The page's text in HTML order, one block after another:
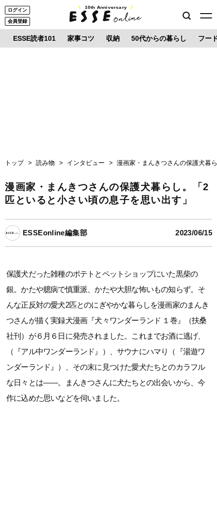
ログイン
会員登録
10th Anniversary
ESSE読者101 家事コツ 収納 50代からの暮らし フー
トップ 読み物 インタビュー 漫画家・まんきつさんの保護犬暮
漫画家・まんきつさんの保護犬暮らし。「2
匹といると小さい頃の息子を思い出す」
ESSEonline編集部 2023/06/15
保護犬だった雑種のポテトとペットショップにいた黒柴の
銀。かたや臆病で慎重派、かたや大胆な怖いもの知らず。そ
んな正反対の愛犬2匹とのにぎやかな暮らしを漫画家のまんき
つさんが描く実録犬漫画『犬々ワンダーランド １巻』（扶桑
社刊）が６月６日に発売されました。これまでお酒に逃げ、
（『アル中ワンダーランド』）、サウナにハマり（『湯遊ワ
ンダーランド』）、その末に見つけた愛犬たちとのカラフル
な日々とは――。まんきつさんに犬たちとの出会いから、今
作に込めた思いなどを伺いました。